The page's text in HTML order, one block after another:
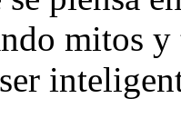
mitos